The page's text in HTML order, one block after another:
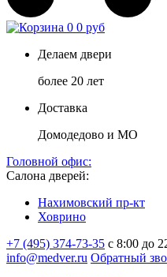
0 0 руб
Делаем двери
более 20 лет
Доставка
Домодедово и МО
Головной офис:
Салона дверей:
Нахимовский пр-кт
Ховрино
+7 (495) 374-73-35 с 8:00 до
info@medver.ru Обратный